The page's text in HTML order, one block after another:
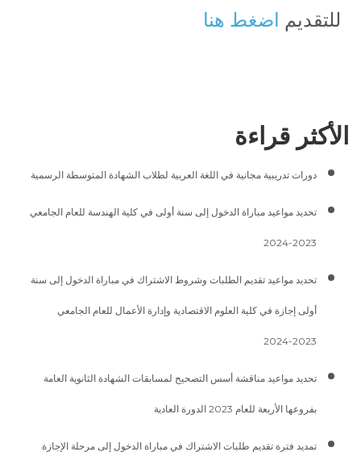
للتقديم اضغط هنا
الأكثر قراءة
دورات تدريبية مجانية في اللغة العربية لطلاب الشهادة المتوسطة الرسمية
تحديد مواعيد مباراة الدخول إلى سنة أولى في كلية الهندسة للعام الجامعي
2023-2024
تحديد مواعيد تقديم الطلبات وشروط الاشتراك في مباراة الدخول إلى سنة
أولى إجازة في كلية العلوم الاقتصادية وإدارة الأعمال للعام الجامعي
2023-2024
تحديد مواعيد مناقشة أسس التصحيح لمسابقات الشهادة الثانوية العامة
بفروعها الأربعة للعام 2023 الدورة العادية
تمديد فترة تقديم طلبات الاشتراك في مباراة الدخول إلى مرحلة الإجازة